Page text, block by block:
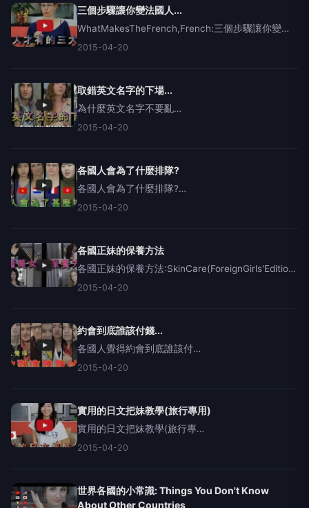
三個步驟讓你變法國人...
WhatMakesTheFrench,French:三個步驟讓你變法
國人法國音樂家大
樂:https://soun
2015-04-20
取錯英文名字的下場...
為什麼英文名字不要亂
取:WeirdEnglishNamesInAsia美國男海明威粉絲
音樂家大衛
2015-04-20
各國人會為了什麼排隊?
各國人會為了什麼排隊?
WhatWouldYouLineUpFor(WorldEdition)台灣女生
2015-04-20
各國正妹的保養方法
各國正妹的保養方法:SkinCare(ForeignGirls'Edition)
音樂:https://soundcloud.com/search?
2015-04-20
約會到底誰該付錢...
各國人覺得約會到底誰該付
錢:WhoShouldPayOnADate(WorldEdition)美國海明
2015-04-20
實用的日文把妹教學(旅行專用)
實用的日文把妹教學(旅行專
用):SimpleJapanesePickupLines贊助商:微克詩國
衛:https://www.facebook.com/di
2015-04-20
世界各國的小常識: Things You Don't Know
About Other Countries